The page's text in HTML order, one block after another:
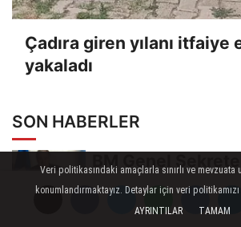
Çadıra giren yılanı itfaiye
yakaladı
SON HABERLER
BM Genel
İsrail'in Cenin
kınamaktan...
Toroslar'da
Veri politikasındaki amaçlarla sınırlı ve
konumlandırmaktayız. Detaylar için veri
AYRINTILAR
TAMAM